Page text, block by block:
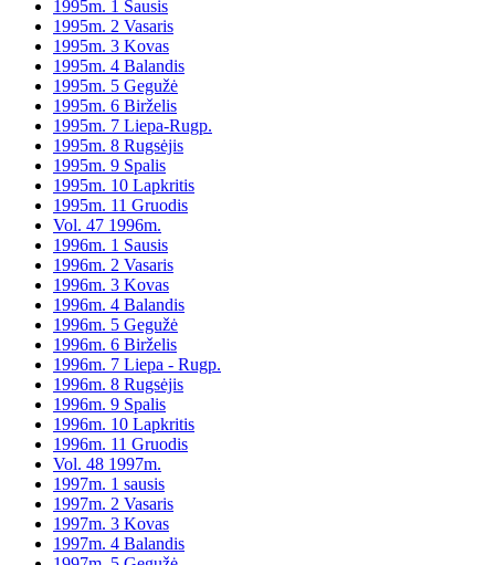
1995m. 1 Sausis
1995m. 2 Vasaris
1995m. 3 Kovas
1995m. 4 Balandis
1995m. 5 Gegužė
1995m. 6 Birželis
1995m. 7 Liepa-Rugp.
1995m. 8 Rugsėjis
1995m. 9 Spalis
1995m. 10 Lapkritis
1995m. 11 Gruodis
Vol. 47 1996m.
1996m. 1 Sausis
1996m. 2 Vasaris
1996m. 3 Kovas
1996m. 4 Balandis
1996m. 5 Gegužė
1996m. 6 Birželis
1996m. 7 Liepa - Rugp.
1996m. 8 Rugsėjis
1996m. 9 Spalis
1996m. 10 Lapkritis
1996m. 11 Gruodis
Vol. 48 1997m.
1997m. 1 sausis
1997m. 2 Vasaris
1997m. 3 Kovas
1997m. 4 Balandis